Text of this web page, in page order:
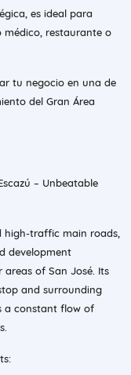
es ideal para
médico, restaurante o
tu negocio en una de
del Gran Área
– Unbeatable
high-traffic main roads,
development
of San José. Its
and surrounding
a constant flow of